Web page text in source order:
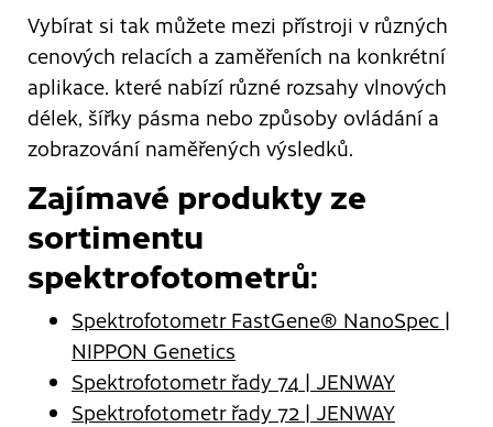
Vybírat si tak můžete mezi přístroji v různých
cenových relacích a zaměřeních na konkrétní
aplikace. které nabízí různé rozsahy vlnových
délek, šířky pásma nebo způsoby ovládání a
zobrazování naměřených výsledků.
Zajímavé produkty ze
sortimentu
spektrofotometrů:
Spektrofotometr FastGene® NanoSpec |
NIPPON Genetics
Spektrofotometr řady 74 | JENWAY
Spektrofotometr řady 72 | JENWAY